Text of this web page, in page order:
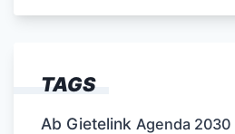
TAGS
Ab Gietelink Agenda 2030